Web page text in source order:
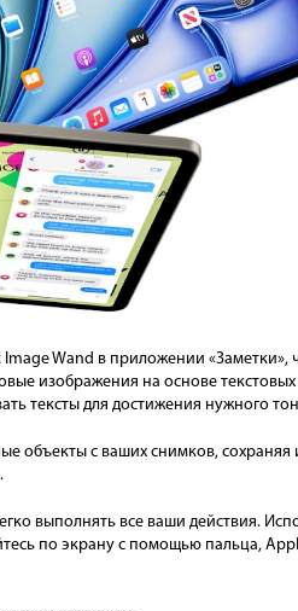
Wand в приложении «Заметки»,
изображения на основе
тексты для достижения нужного
объекты с ваших снимков, сохраняя
выполнять все ваши действия.
по экрану с помощью пальца,